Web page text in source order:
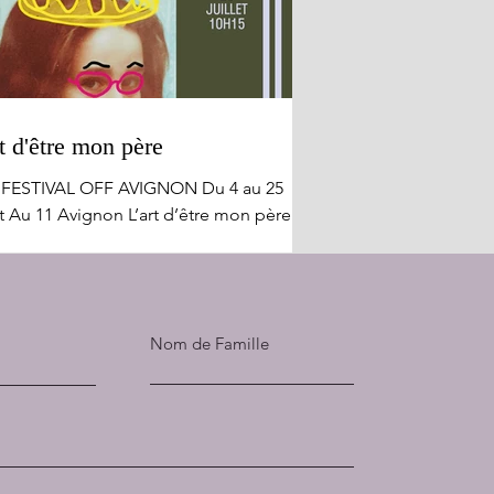
d'être mon père
OFF AVIGNON Du 4 au 25
Au 11 Avignon L’art d’être mon père
tout autant qu'elle amusera. Julie
Nom de Famille